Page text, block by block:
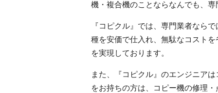
機・複合機のことならなんでも、
『コピクル』では、専門業者なら
種を安価で仕入れ、無駄なコスト
を実現しております。
また、『コピクル』のエンジニア
をお持ちの方は、コピー機の修理